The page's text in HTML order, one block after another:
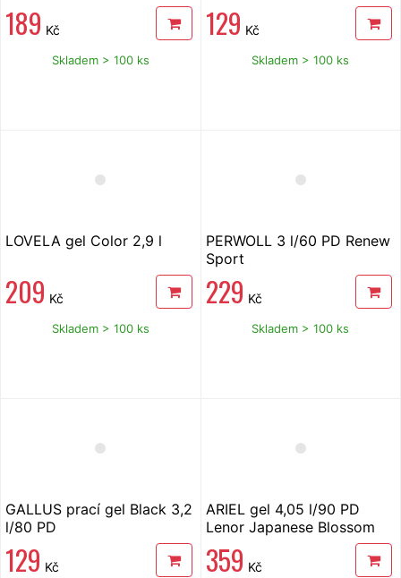
189 Kč
Skladem > 100 ks
129 Kč
Skladem > 100 ks
LOVELA gel Color 2,9 l
209 Kč
Skladem > 100 ks
PERWOLL 3 l/60 PD Renew
Sport
229 Kč
Skladem > 100 ks
GALLUS prací gel Black 3,2
l/80 PD
129 Kč
ARIEL gel 4,05 l/90 PD
Lenor Japanese Blossom
359 Kč